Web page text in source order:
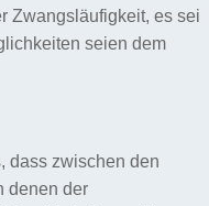
Zwangsläufigkeit, es sei
seien dem
dass zwischen den
denen der